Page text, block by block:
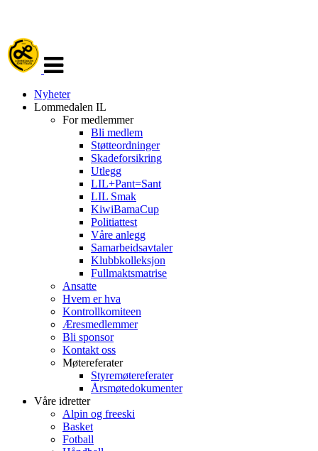
navigasjon
Nyheter
Lommedalen IL
For medlemmer
Bli medlem
Støtteordninger
Skadeforsikring
Utlegg
LIL+Pant=Sant
LIL Smak
KiwiBamaCup
Politiattest
Våre anlegg
Samarbeidsavtaler
Klubbkolleksjon
Fullmaktsmatrise
Ansatte
Hvem er hva
Kontrollkomiteen
Æresmedlemmer
Bli sponsor
Kontakt oss
Møtereferater
Styremøtereferater
Årsmøtedokumenter
Våre idretter
Alpin og freeski
Basket
Fotball